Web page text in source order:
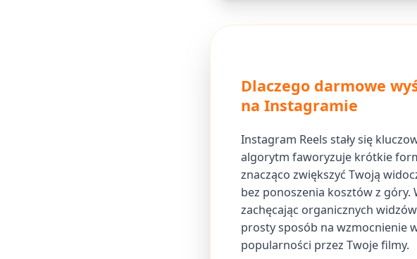
Dlaczego darmowe
na Instagramie
Instagram Reels stały się
algorytm faworyzuje krótkie
znacząco zwiększyć Twoją
bez ponoszenia kosztów z
zachęcając organicznych
prosty sposób na wzmocnienie
popularności przez Twoje filmy.